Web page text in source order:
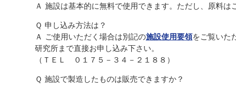
Ａ 施設は基本的に無料で使用できます。ただし、原料は
Ｑ 申し込み方法は？
Ａ ご使用いただく場合は別記の施設使用要領をご覧いた
研究所まで直接お申し込み下さい。
（ＴＥＬ ０１７５－３４－２１８８）
Ｑ 施設で製造したものは販売できますか？